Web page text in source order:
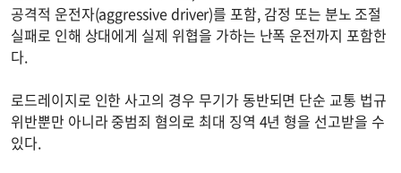
공격적 운전자(aggressive driver)를 포함, 감정 또는 분노 조절
실패로 인해 상대에게 실제 위협을 가하는 난폭 운전까지 포함한
다.
로드레이지로 인한 사고의 경우 무기가 동반되면 단순 교통 법규
위반뿐만 아니라 중범죄 혐의로 최대 징역 4년 형을 선고받을 수
있다.